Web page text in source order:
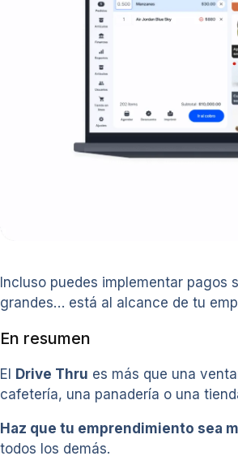
Incluso puedes implementar
grandes… está al alcance de tu
En resumen
El Drive Thru es más que una
cafetería, una panadería o una
Haz que tu emprendimiento sea
todos los demás.